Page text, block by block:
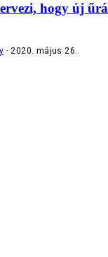
hogy új
2020. május 26.